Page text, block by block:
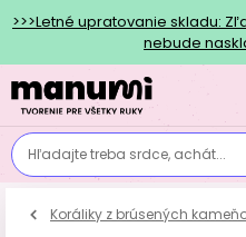
>>>Letné upratovanie skladu:
nebude
Hľadajte treba srdce, achát...
Koráliky z brúsených